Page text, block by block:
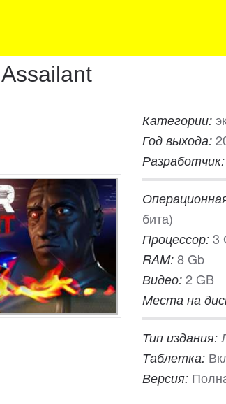
Категории:
Год выхода:
Разработчик:
бита)
Процессор: 3
RAM: 8 Gb
Видео: 2 GB
Места на
Тип издания:
Таблетка:
Версия: